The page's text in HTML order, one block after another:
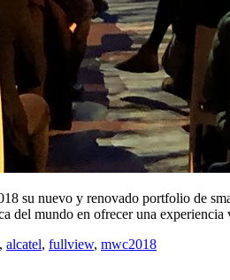
su nuevo y renovado portfolio de
del mundo en ofrecer una
, alcatel, fullview, mwc2018